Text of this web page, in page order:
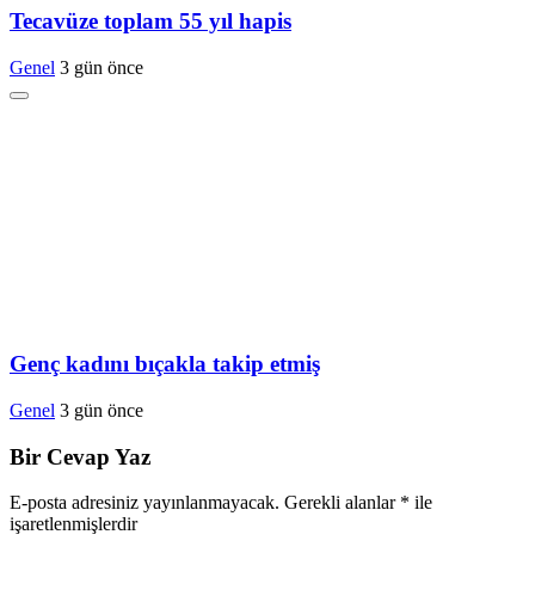
Tecavüze toplam 55 yıl hapis
Genel 3 gün önce
Genç kadını bıçakla takip etmiş
Genel 3 gün önce
Bir Cevap Yaz
E-posta adresiniz yayınlanmayacak. Gerekli alanlar * ile
işaretlenmişlerdir